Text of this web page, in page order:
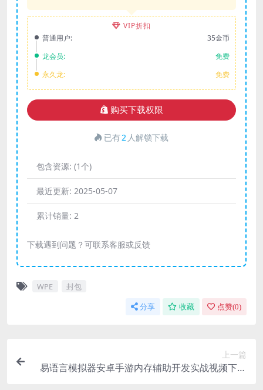
VIP折扣
普通用户:
35金币
龙会员:
免费
永久龙:
免费
购买下载权限
已有2 人解锁下载
包含资源: (1个)
最近更新: 2025-05-07
累计销量: 2
下载遇到问题？可联系客服或反馈
WPE 封包
分享 收藏 点赞(0)
上一篇
易语言模拟器安卓手游内存辅助开发实战视频下雪